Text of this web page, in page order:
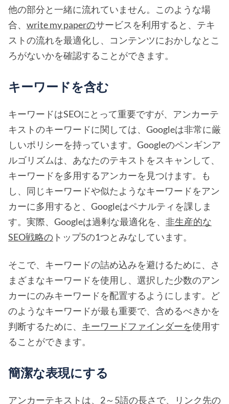
他の部分と一緒に流れていません。このような場
合、 write my paperのサービスを利用すると、テキ
ストの流れを最適化し、コンテンツにおかしなとこ
ろがないかを確認することができます。
キーワードを含む
キーワードはSEOにとって重要ですが、アンカーテ
キストのキーワードに関しては、Googleは非常に厳
しいポリシーを持っています。Googleのペンギンア
ルゴリズムは、あなたのテキストをスキャンして、
キーワードを多用するアンカーを見つけます。も
し、同じキーワードや似たようなキーワードをアン
カーに多用すると、Googleはペナルティを課しま
す。実際、Googleは過剰な最適化を、 非生産的な
SEO戦略の トップ5の1つとみなしています。
そこで、キーワードの詰め込みを避けるために、さ
まざまなキーワードを使用し、選択した少数のアン
カーにのみキーワードを配置するようにします。ど
のようなキーワードが最も重要で、含めるべきかを
判断するために、 キーワードファインダーを使用す
ることができます。
簡潔な表現にする
アンカーテキストは、2～5語の長さで、リンク先の